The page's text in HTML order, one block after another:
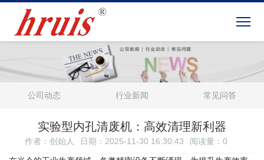
公司动态 行业新闻 常见问答
实验型内孔清废机：高效清理新利器
作者：创始人 日期：2025-11-30 16:30:43 阅读量： 0